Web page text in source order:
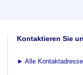
Kontaktieren Sie
► Alle